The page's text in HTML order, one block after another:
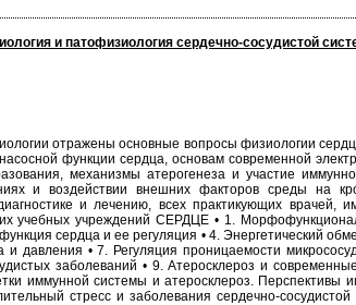
и патофизиология сердечно-сосудистой
отражены основные вопросы физиологии
функции сердца, основам современной
механизмы атерогенеза и участие
и воздействии внешних факторов среды на
диагностике и лечению, всех практикующих
учебных учреждений СЕРДЦЕ • 1.
сердца и ее регуляция • 4.
и давления • 7. Регуляция проницаемости
заболеваний • 9. Атеросклероз и
иммунной системы и атеросклероз.
стресс и заболевания сердечно-